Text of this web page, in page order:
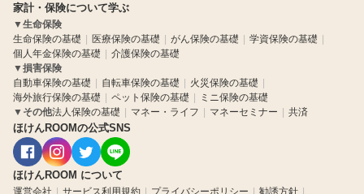
家計・保険について学ぶ
▼生命保険
生命保険の基礎
医療保険の基礎 がん保険の基礎
学資保険の基礎
個人年金保険の基礎
介護保険の基礎
▼損害保険
自動車保険の基礎
自転車保険の基礎
火災保険の基礎
海外旅行保険の基礎
ペット保険の基礎
ミニ保険の基礎
▼ その他法人保険の基礎 マネー・ライフ マネーセミナー 共済
ほけんROOMの公式SNS
ほけんROOM について
運営会社 サービス利用規約 プライバシーポリシー 勧誘方針